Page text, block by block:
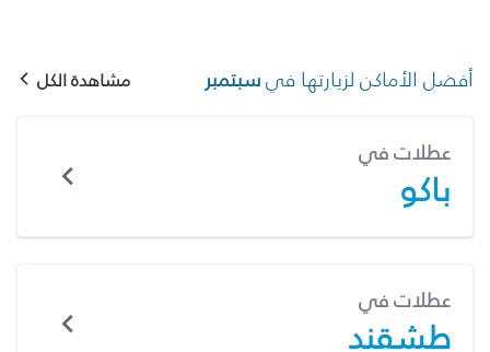
أفضل الأماكن لزيارتها فيسبتمبر مشاهدة الكل
عطلات في
باكو
عطلات في
طشقند